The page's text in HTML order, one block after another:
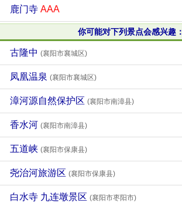
鹿门寺 AAA
你可能对下列景点会感兴趣：
古隆中 (襄阳市襄城区)
凤凰温泉 (襄阳市襄城区)
漳河源自然保护区 (襄阳市南漳县)
香水河 (襄阳市南漳县)
五道峡 (襄阳市保康县)
尧治河旅游区 (襄阳市保康县)
白水寺 九连墩景区 (襄阳市枣阳市)